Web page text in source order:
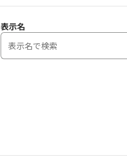
表示名